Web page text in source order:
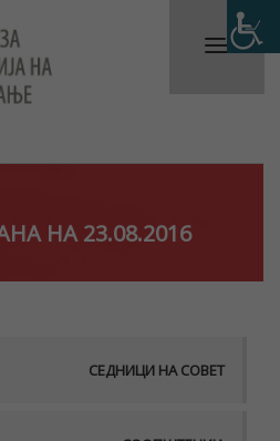
НА 23.08.2016
СЕДНИЦИ НА СОВЕТ